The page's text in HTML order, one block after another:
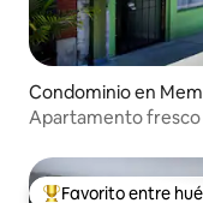
Condominio en
Apartamento fresco
Favorito entre